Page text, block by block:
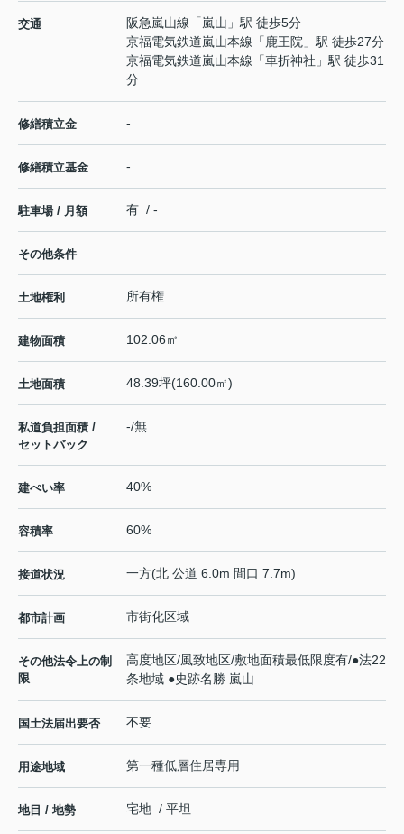
交通 阪急嵐山線 「嵐山 」駅 徒歩5分
京福電気鉄道嵐山本線 「 鹿王院 」駅 徒歩27分
京福電気鉄道嵐山本線 「車折神社 」駅 徒歩31
分
修繕積立金 -
修繕積立基金 -
駐車場 / 月額 有 / -
その他条件
土地権利 所有権
建物面積 102.06㎡
土地面積 48.39坪(160.00㎡)
私道負担面積 /
セットバック
-/無
建ぺい率 40%
容積率 60%
接道状況 一方(北 公道 6.0m 間口 7.7m)
都市計画 市街化区域
その他法令上の制
限
高度地区/風致地区/敷地面積最低限度有/●法22
条地域 ●史跡名勝 嵐山
国土法届出要否 不要
用途地域 第一種低層住居専用
地目 / 地勢 宅地 / 平坦